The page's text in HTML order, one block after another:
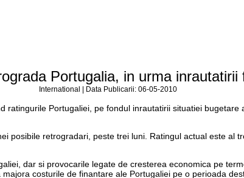
Portugalia, in urma inrautatirii
International | Data Publicarii: 06-05-2010
Portugaliei, pe fondul inrautatirii situatiei
posibile retrogradari, peste trei luni. Ratingul actual este al
dar si provocarile legate de cresterea economica pe
costurile de finantare ale Portugaliei pe o perioada